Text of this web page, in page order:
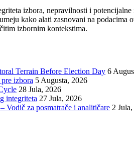
izbora, nepravilnosti i
kako alati zasnovani na
izbornim kontekstima.
Terrain Before Election Day 6
izbora 5 Augusta, 2026
28 Jula, 2026
integriteta 27 Jula, 2026
Vodič za posmatrače i analitičare 2